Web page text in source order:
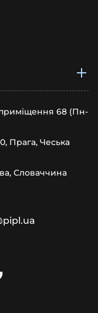
приміщення 68 (Пн-
Прага, Чеська
Словаччина